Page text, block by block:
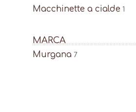
Macchinette a cialde 1
MARCA
Murgana 7